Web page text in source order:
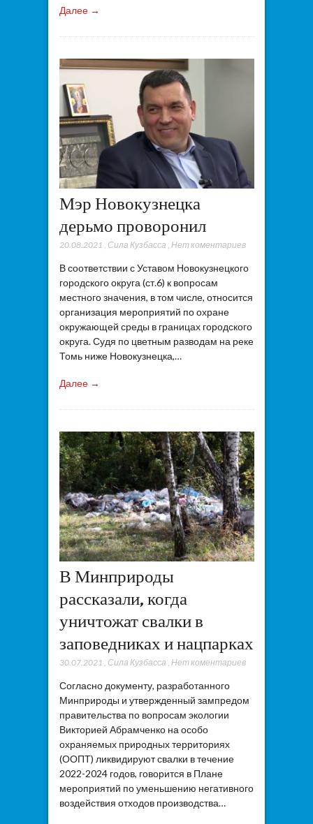
Далее →
Мэр Новокузнецка
дерьмо проворонил
20.08.2021 , Сила Кузбасса , Нет коментариев
В соответствии с Уставом Новокузнецкого
городского округа (ст.6) к вопросам
местного значения, в том числе, относится
организация мероприятий по охране
окружающей среды в границах городского
округа. Судя по цветным разводам на реке
Томь ниже Новокузнецка,…
Далее →
В Минприроды
рассказали, когда
уничтожат свалки в
заповедниках и нацпарках
30.07.2021 , Сила Кузбасса , Нет коментариев
Согласно документу, разработанного
Минприроды и утвержденный зампредом
правительства по вопросам экологии
Викторией Абрамченко на особо
охраняемых природных территориях
(ООПТ) ликвидируют свалки в течение
2022-2024 годов, говорится в Плане
мероприятий по уменьшению негативного
воздействия отходов производства…